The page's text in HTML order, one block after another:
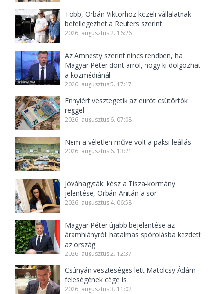
Több, Orbán Viktorhoz közeli vállalatnak
befellegezhet a Reuters szerint
2026. augusztus 2. 16:26
Az Amnesty szerint nincs rendben, ha
Magyar Péter dönt arról, hogy ki dolgozhat
a közmédiánál
2026. augusztus 5. 17:17
Ennyiért vesztegetik az eurót csütörtök
reggel
2026. augusztus 6. 07:08
Nem a véletlen műve volt a paksi leállás
2026. augusztus 6. 13:21
Jóváhagyták: kész a Tisza-kormány
jelentése, Orbán Anitán a sor
2026. augusztus 4. 06:58
Magyar Péter újabb bejelentése az
áramhiányról: hatalmas spórolásba kezdett
az ország
2026. augusztus 2. 12:37
Csúnyán veszteséges lett Matolcsy Ádám
feleségének cége is
2026. augusztus 3. 11:02